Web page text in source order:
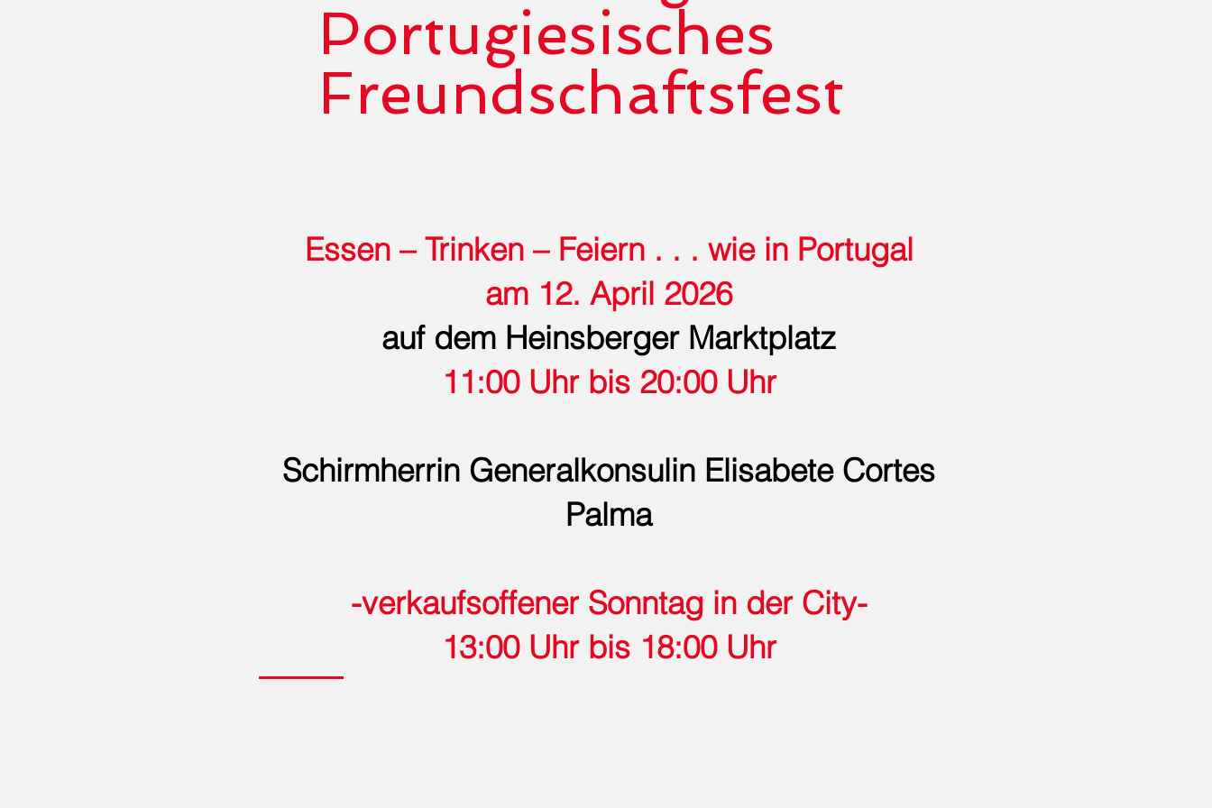
Portugiesisches
Freundschaftsfest
Essen – Trinken – Feiern . . . wie in Portugal
am 12. April 2026
auf dem Heinsberger Marktplatz
11:00 Uhr bis 20:00 Uhr
Schirmherrin Generalkonsulin Elisabete Cortes
Palma
-verkaufsoffener Sonntag in der City-
13:00 Uhr bis 18:00 Uhr